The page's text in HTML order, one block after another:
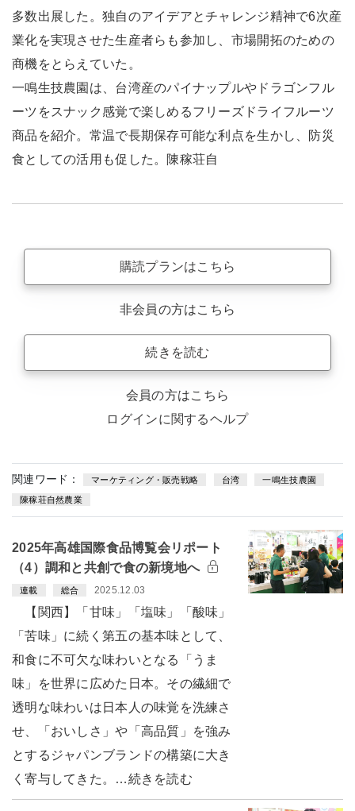
多数出展した。独自のアイデアとチャレンジ精神で6次産
業化を実現させた生産者らも参加し、市場開拓のための
商機をとらえていた。
一鳴生技農園は、台湾産のパイナップルやドラゴンフル
ーツをスナック感覚で楽しめるフリーズドライフルーツ
商品を紹介。常温で長期保存可能な利点を生かし、防災
食としての活用も促した。陳稼荘自
購読プランはこちら
非会員の方はこちら
続きを読む
会員の方はこちら
ログインに関するヘルプ
関連ワード： マーケティング・販売戦略 台湾 一鳴生技農園
陳稼荘自然農業
2025年高雄国際食品博覧会リポート
（4）調和と共創で食の新境地へ
連載 総合 2025.12.03
【関西】「甘味」「塩味」「酸味」
「苦味」に続く第五の基本味として、
和食に不可欠な味わいとなる「うま
味」を世界に広めた日本。その繊細で
透明な味わいは日本人の味覚を洗練さ
せ、「おいしさ」や「高品質」を強み
とするジャパンブランドの構築に大き
く寄与してきた。…続きを読む